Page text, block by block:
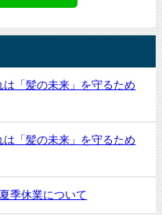
「髪の未来」を守るため
「髪の未来」を守るため
季休業について